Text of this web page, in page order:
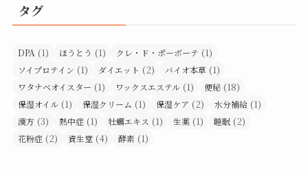
タグ
DPA (1) ほうとう (1) クレ・ド・ポーボーテ (1)
ソイプロテイン (1) ダイエット (2) バイオ本草 (1)
ワタナベオイスター (1) ワックスエステル (1) 便秘 (18)
保湿オイル (1) 保湿クリーム (1) 保湿ケア (2) 水分補給 (1)
漢方 (3) 熱中症 (1) 牡蠣エキス (1) 生薬 (1) 睡眠 (2)
花粉症 (2) 資生堂 (4) 酵素 (1)